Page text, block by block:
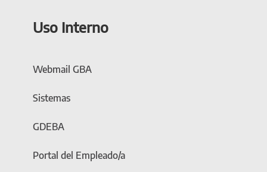
Uso Interno
Webmail GBA
Sistemas
GDEBA
Portal del Empleado/a